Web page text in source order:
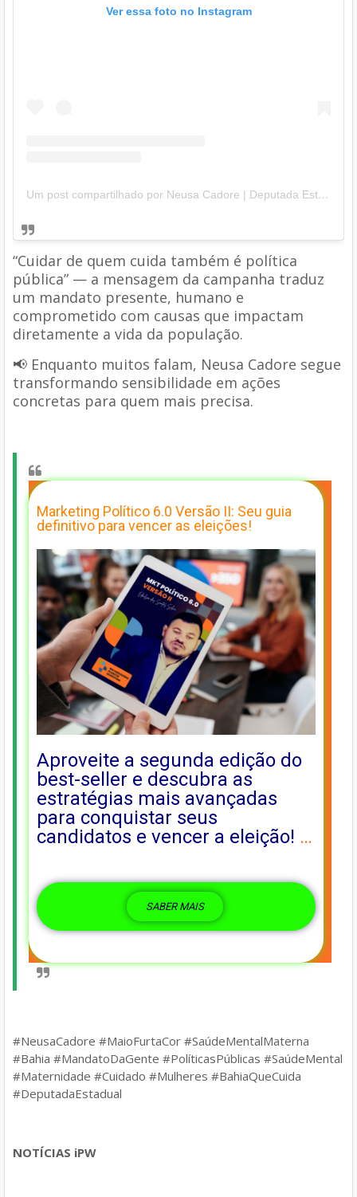
Ver essa foto no Instagram
Um post compartilhado por Neusa Cadore | Deputada Estadual BA (@neusacadore)
“Cuidar de quem cuida também é política
pública” — a mensagem da campanha traduz
um mandato presente, humano e
comprometido com causas que impactam
diretamente a vida da população.
📢 Enquanto muitos falam, Neusa Cadore segue
transformando sensibilidade em ações
concretas para quem mais precisa.
Marketing Político 6.0 Versão II: Seu guia
definitivo para vencer as eleições!
Aproveite a segunda edição do
best-seller e descubra as
estratégias mais avançadas
para conquistar seus
candidatos e vencer a eleição! …
SABER MAIS
#NeusaCadore #MaioFurtaCor #SaúdeMentalMaterna
#Bahia #MandatoDaGente #PolíticasPúblicas #SaúdeMental
#Maternidade #Cuidado #Mulheres #BahiaQueCuida
#DeputadaEstadual
NOTÍCIAS iPW